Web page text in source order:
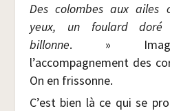
Des colombes aux ailes
yeux, un fou­lard doré
billonne. »
l’accompagnement des
On en frissonne.
C’est bien là ce qui se